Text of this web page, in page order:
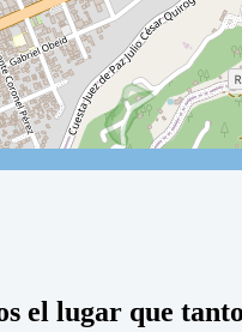
el lugar que